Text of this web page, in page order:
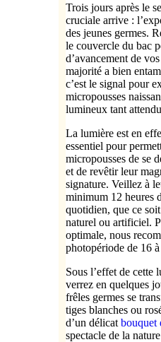
Trois jours après le
cruciale arrive :
des jeunes germes.
le couvercle du bac
d’avancement de
majorité a bien
c’est le signal pour
micropousses
lumineux tant
La lumière est en
essentiel pour
micropousses de se
et de revêtir leur
signature. Veillez à
minimum 12 heures
quotidien, que ce
naturel ou artificiel.
optimale, nous
photopériode de 16
Sous l’effet de cette
verrez en quelques
frêles germes se
tiges blanches ou
d’un délicat bouquet
spectacle de la